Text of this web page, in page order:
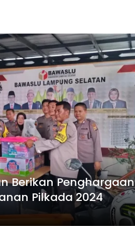
Berikan Penghargaan
Pilkada 2024